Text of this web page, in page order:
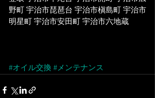
野町 宇治市琵琶台 宇治市槇島町 宇治市
明星町 宇治市安田町 宇治市六地蔵
#オイル交換 #メンテナンス